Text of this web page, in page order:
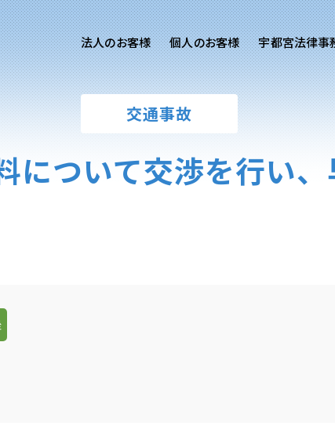
法人のお客様
相談
労務専用サイト
個人のお客様
個人のお客様ご相談
医療過誤
離婚問題 刑事事件
宇都宮法律事
交通事故
について交渉を行い